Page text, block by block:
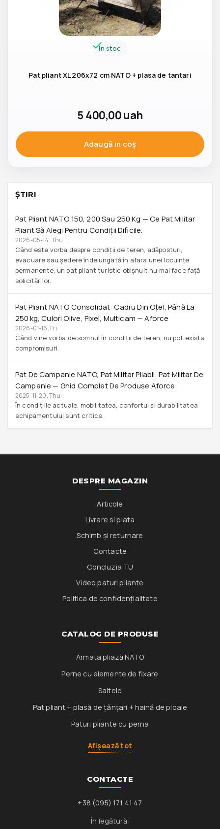
În stoc
Pat pliant XL 206x72 cm NATO + plasa de tantari
5 400,00uah
Adaugă in coş
ŞTIRI
Pat Pliant NATO 150, 200 Sau 250 Kg — Ce Pat Militar
Pliant Să Alegi Pentru Condiții Dificile.
2026-05-14, Thu
Când este vorba despre condiții de teren, adăposturi,
evacuare sau ședere îndelungată în afara unei locuințe
permanente, un pat pliant turistic obișnuit nu mai face față
solicitărilor.
Pat Pliant NATO Consolidat: Cadru Din Oțel, Până La
250 Kg, Culori Olive, Pixel, Multicam — Aforce
2026-01-16, Fri
Când vine vorba de somnul în condiții de teren, nu pot exista
compromisuri.
Pat De Campanie NATO, Pat Militar Pliabil, Pat Militar De
Campanie — Ghid Complet De Produse Aforce
2025-11-20, Thu
În condițiile actuale, mobilitatea, confortul și durabilitatea
echipamentului sunt critice.
DESPRE MAGAZIN
Articole
Livrare si plata
Schimb și returnare
Contacte
Concluzia TU
Video paturi pliante
Politica de confidențialitate
CATALOG DE PRODUSE
Armata pliază NATO
Perne cu elemente de fixare
Saltele
Pat pliant + plasă de țânțari + haină de ploaie
Paturi pliante cu perna
Afișează tot
CONTACTE
+38 (095) 171 41 47
În legătură: